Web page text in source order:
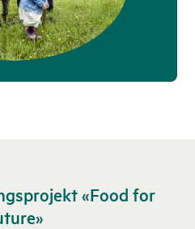
«Food for